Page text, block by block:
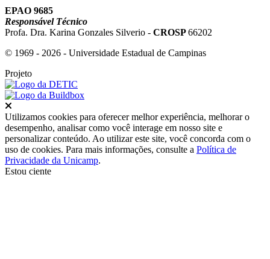
EPAO 9685
Responsável Técnico
Profa. Dra. Karina Gonzales Silverio - CROSP66202
© 1969 - 2026 - Universidade Estadual de Campinas
Projeto
Utilizamos cookies para oferecer melhor experiência, melhorar o
desempenho, analisar como você interage em nosso site e
personalizar conteúdo. Ao utilizar este site, você concorda com o
uso de cookies. Para mais informações, consulte a Política de
Privacidade da Unicamp.
Estou ciente